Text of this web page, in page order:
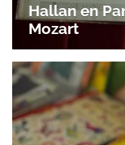
Hallan en
Mozart